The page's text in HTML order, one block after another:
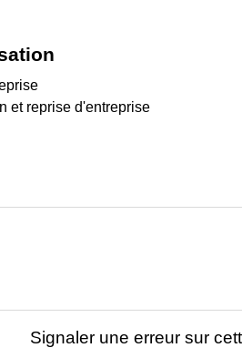
et reprise d'entreprise
Signaler une erreur sur